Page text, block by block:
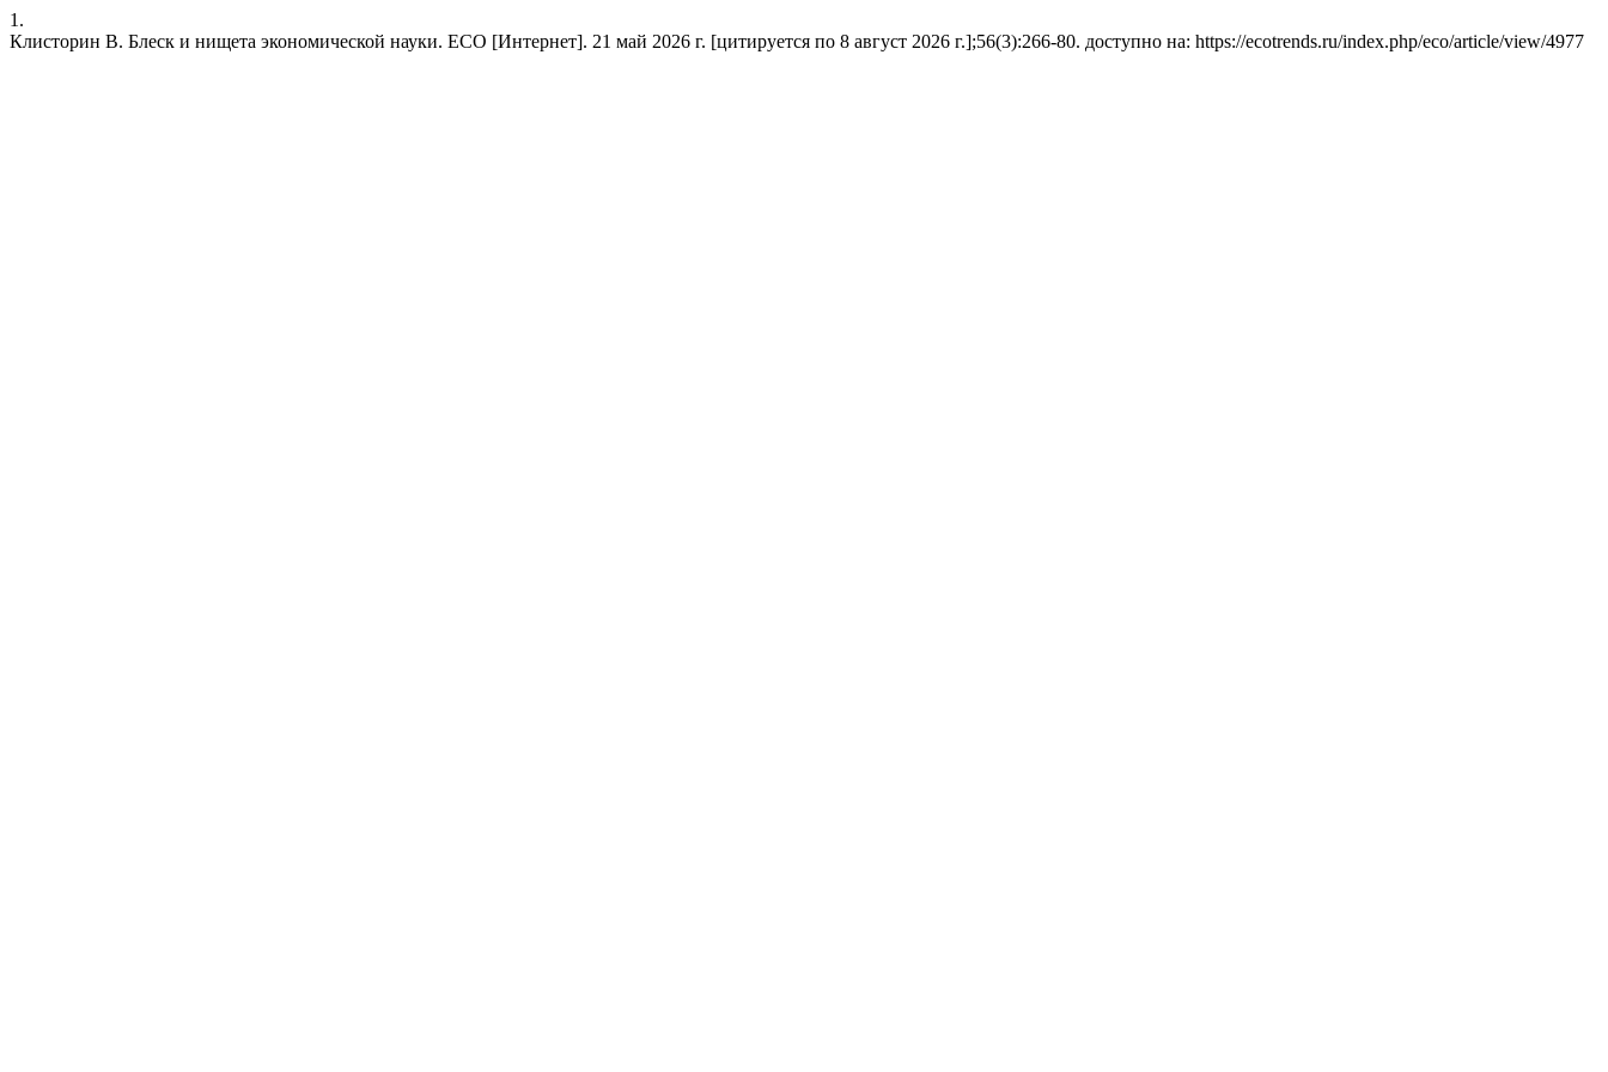
1.
Клисторин В. Блеск и нищета экономической науки. ECO [Интернет]. 21 май 2026 г. [цитируется по 8 август 2026 г.];56(3):266-80. доступно на: https://ecotrends.ru/index.php/eco/article/view/4977